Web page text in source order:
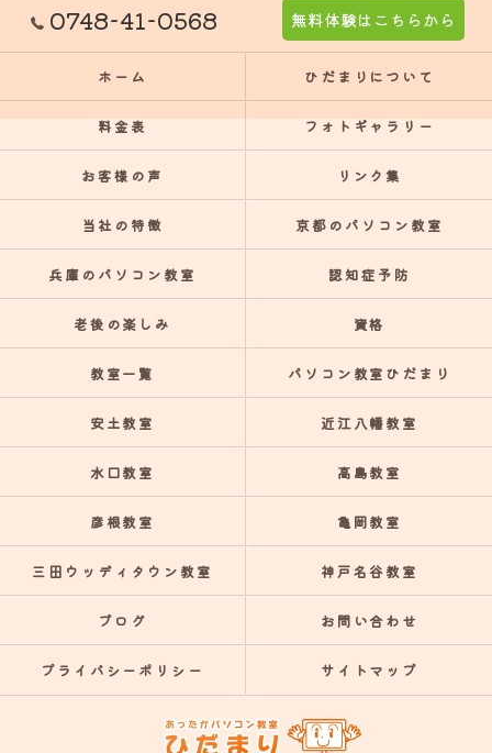
0748-41-0568 無料体験はこちらから
ホーム ひだまりについて
料金表 フォトギャラリー
お客様の声 リンク集
当社の特徴 京都のパソコン教室
兵庫のパソコン教室 認知症予防
老後の楽しみ 資格
教室一覧 パソコン教室ひだまり
安土教室 近江八幡教室
水口教室 高島教室
彦根教室 亀岡教室
三田ウッディタウン教室 神戸名谷教室
ブログ お問い合わせ
プライバシーポリシー サイトマップ